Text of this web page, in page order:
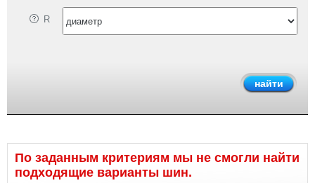
R
По заданным критериям мы не смогли найти
подходящие варианты шин.